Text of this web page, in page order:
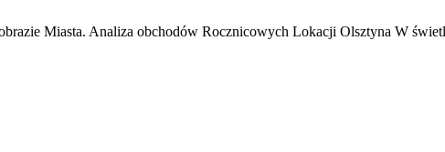
Miasta. Analiza obchodów Rocznicowych Lokacji Olsztyna W